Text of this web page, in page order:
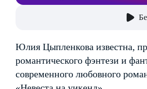
Юлия Цыпленкова известна,
романтического фэнтези и
современного любовного